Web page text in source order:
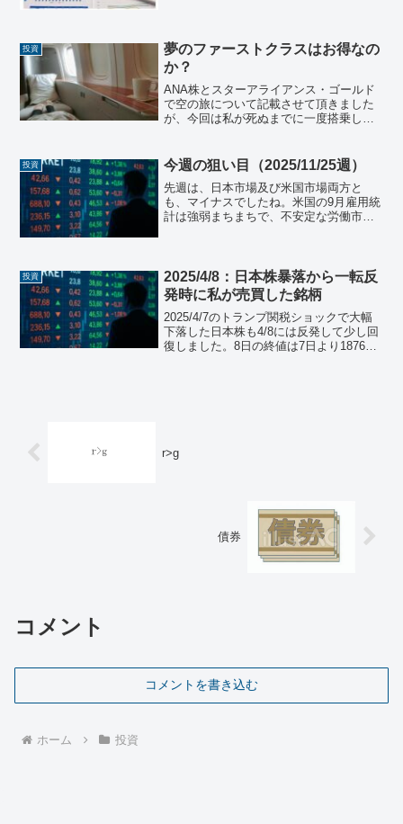
す！新NISAの先月...
投資
夢のファーストクラスはお得なの
か？
ANA株とスターアライアンス・ゴールド
で空の旅について記載させて頂きました
が、今回は私が死ぬまでに一度搭乗して
運なことにビジネスクラスは仕事で何回
か搭乗させてもらっていま...
投資 今週の狙い目（2025/11/25週）
先週は、日本市場及び米国市場両方と
も、マイナスでしたね。米国の9月雇用統
計は強弱まちまちで、不安定な労働市場
注意が必要ですね。日本株...
投資
2025/4/8：日本株暴落から一転反
発時に私が売買した銘柄
2025/4/7のトランプ関税ショックで大幅
下落した日本株も4/8には反発して少し回
復しました。8日の終値は7日より1876円
r>g
債券
コメント
コメントを書き込む
ホーム 投資